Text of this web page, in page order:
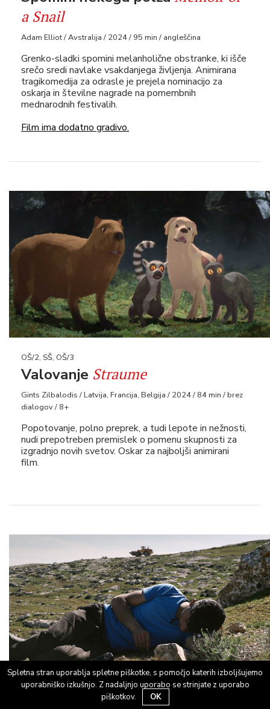
a Snail
Adam Elliot / Avstralija / 2024 / 95 min / angleščina
Grenko-sladki spomini melanholične obstranke, ki išče
srečo sredi navlake vsakdanjega življenja. Animirana
tragikomedija za odrasle je prejela nominacijo za
oskarja in številne nagrade na pomembnih
mednarodnih festivalih.
Film ima dodatno gradivo.
OŠ/2, SŠ, OŠ/3
Valovanje Straume
Gints Zilbalodis / Latvija, Francija, Belgija / 2024 / 84 min / brez
dialogov / 8+
Popotovanje, polno preprek, a tudi lepote in nežnosti,
nudi prepotreben premislek o pomenu skupnosti za
izgradnjo novih svetov. Oskar za najboljši animirani
film.
Spletna stran uporablja spletne piškotke, s pomočjo katerih izboljšujemo
uporabniško izkušnjo. Z nadaljnjo uporabo se strinjate z uporabo
piškotkov.
OK